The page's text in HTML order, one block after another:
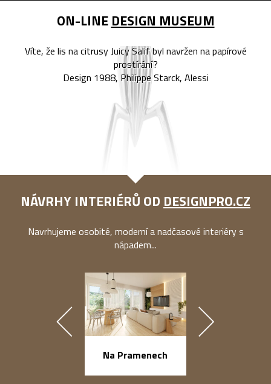
ON-LINE DESIGN MUSEUM
Víte, že lis na citrusy Juicy Salif byl navržen na papírové
prostírání?
Design 1988, Philippe Starck, Alessi
NÁVRHY INTERIÉRŮ OD DESIGNPRO.CZ
Navrhujeme osobité, moderní a nadčasové interiéry s
nápadem...
Na Pramenech